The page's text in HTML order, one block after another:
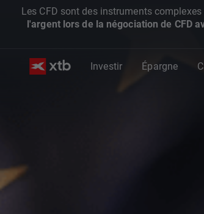
Les CFD sont des instruments
l'argent lors de la négociation de CFD
Investir Épargne